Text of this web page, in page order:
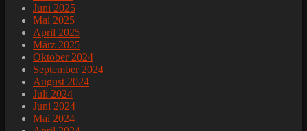
Juni 2025
Mai 2025
April 2025
März 2025
Oktober 2024
September 2024
August 2024
Juli 2024
Juni 2024
Mai 2024